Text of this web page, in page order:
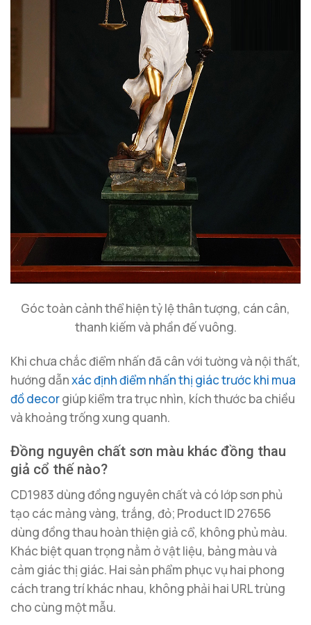
Góc toàn cảnh thể hiện tỷ lệ thân tượng, cán cân,
thanh kiếm và phần đế vuông.
Khi chưa chắc điểm nhấn đã cân với tường và nội thất,
hướng dẫnxác định điểm nhấn thị giác trước khi mua
đồ decorgiúp kiểm tra trục nhìn, kích thước ba chiều
và khoảng trống xung quanh.
Đồng nguyên chất sơn màu khác đồng thau
giả cổ thế nào?
CD1983 dùng đồng nguyên chất và có lớp sơn phủ
tạo các mảng vàng, trắng, đỏ; Product ID 27656
dùng đồng thau hoàn thiện giả cổ, không phủ màu.
Khác biệt quan trọng nằm ở vật liệu, bảng màu và
cảm giác thị giác. Hai sản phẩm phục vụ hai phong
cách trang trí khác nhau, không phải hai URL trùng
cho cùng một mẫu.